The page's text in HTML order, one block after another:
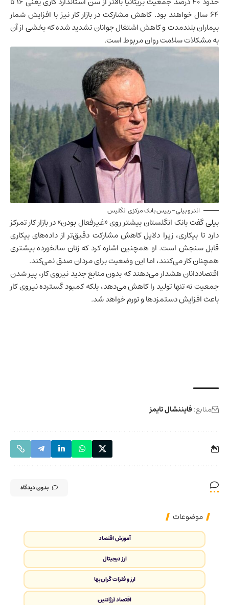
۶۴ سال خواهند بود. کاهش مشارکت در بازار کار نیز با افزایش شمار
بیماران بلندمدت و کاهش اشتغال جوانان تشدید شده که بخشی از آن
به مشکلات سلامت روان مربوط است.
اندرو بیلی – رییس بانک مرکزی انگلیس
بیلی گفت بانک انگلستان بیشتر روی «غیرفعال بودن» در بازار کار تمرکز
دارد تا بیکاری، زیرا دلایل کاهش مشارکت دقیق‌تر از داده‌های بیکاری
قابل سنجش است. او همچنین اشاره کرد که زنان سالخورده بیشتری
همچنان کار می‌کنند، اما این وضعیت برای مردان صدق نمی‌کند.
اقتصاددانان هشدار می‌دهند که بدون منابع جدید نیروی کار، پیر شدن
جمعیت نه تنها تولید را کاهش می‌دهد، بلکه کمبود گسترده نیروی کار
باعث افزایش دستمزدها و تورم خواهد شد.
منابع: فایننشال تایمز
بدون دیدگاه
موضوعات
آموزش اقتصاد
ارز دیجیتال
ارز و فلزات گران‌بها
اقتصاد آرژانتین